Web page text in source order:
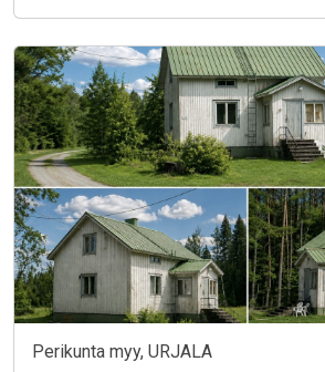
Perikunta myy, URJALA